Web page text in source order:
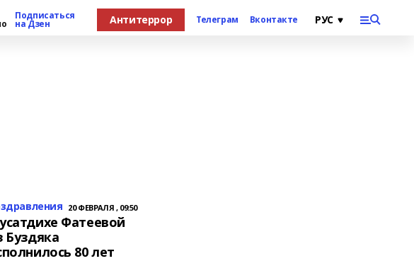
Подписаться
на Дзен Антитеррор Телеграм Вконтакте
20 ФЕВРАЛЯ , 09:50
Фатеевой
Буздяка
80 лет